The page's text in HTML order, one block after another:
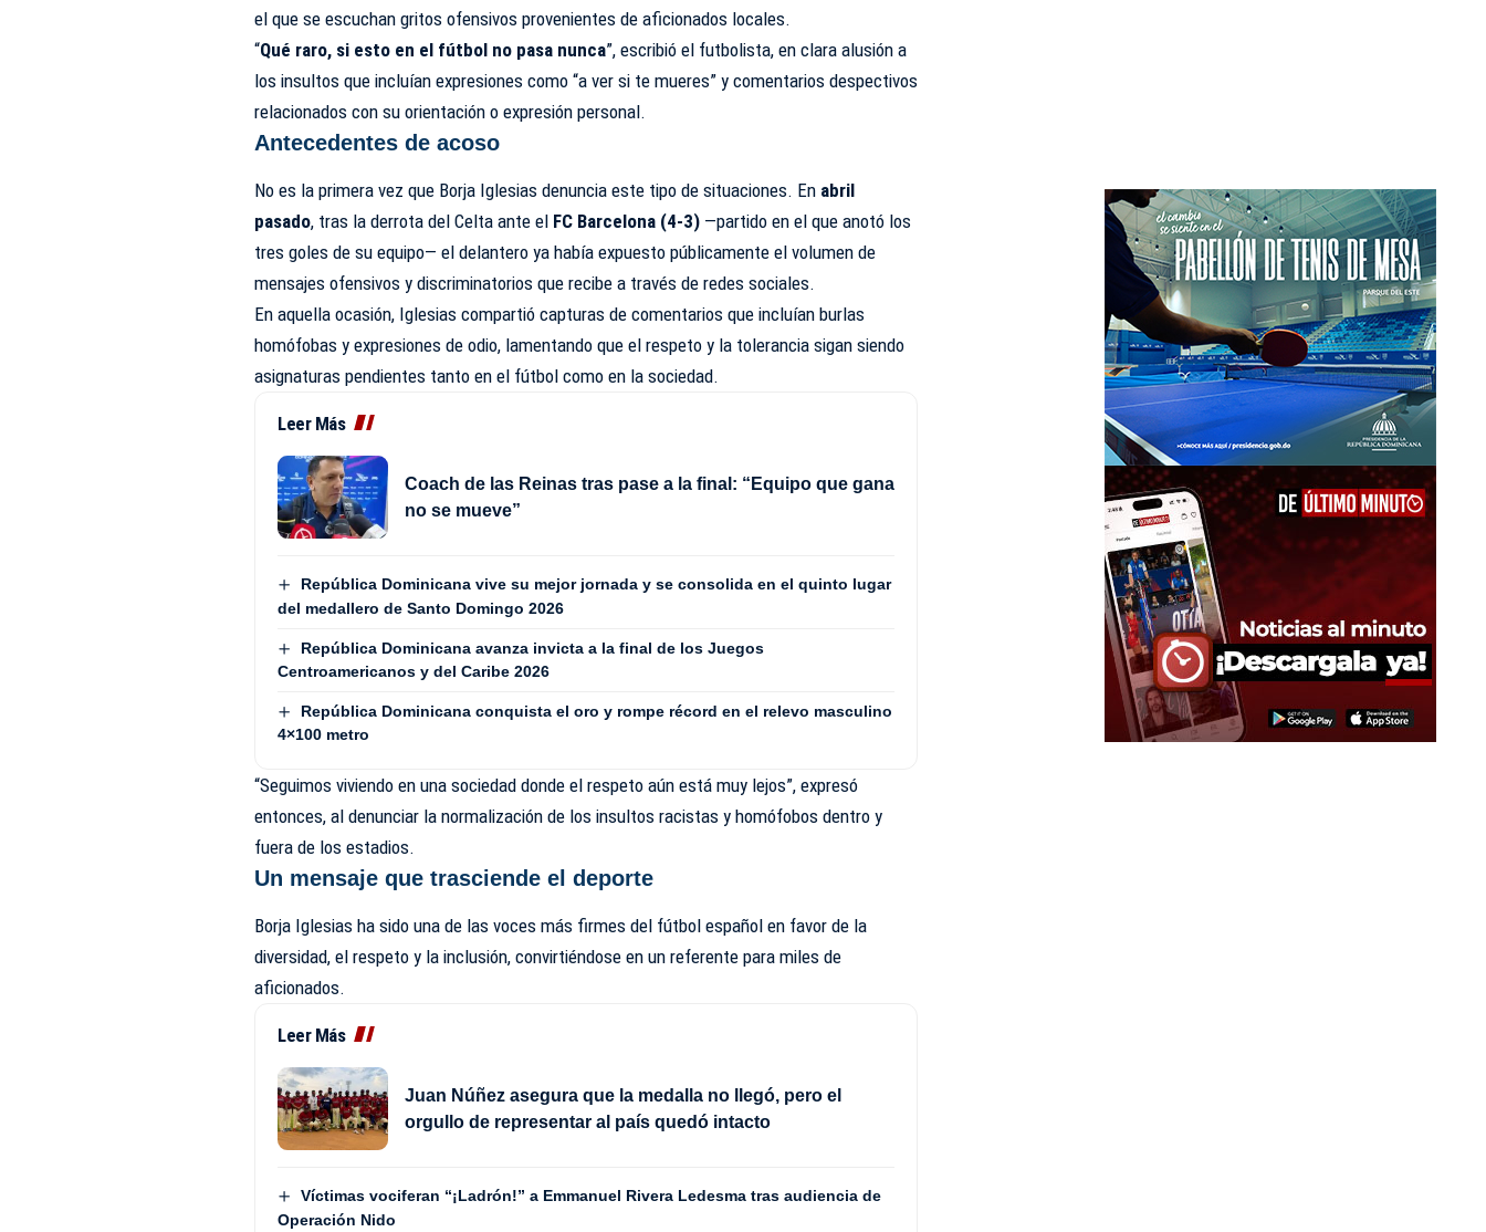
el que se escuchan gritos ofensivos provenientes de aficionados locales.
“Qué raro, si esto en el fútbol no pasa nunca”, escribió el futbolista, en clara alusión a
los insultos que incluían expresiones como “a ver si te mueres” y comentarios despectivos
relacionados con su orientación o expresión personal.
Antecedentes de acoso
No es la primera vez que Borja Iglesias denuncia este tipo de situaciones. En abril
pasado, tras la derrota del Celta ante el FC Barcelona (4-3) —partido en el que anotó los
tres goles de su equipo— el delantero ya había expuesto públicamente el volumen de
mensajes ofensivos y discriminatorios que recibe a través de redes sociales.
En aquella ocasión, Iglesias compartió capturas de comentarios que incluían burlas
homófobas y expresiones de odio, lamentando que el respeto y la tolerancia sigan siendo
asignaturas pendientes tanto en el fútbol como en la sociedad.
Leer Más
Coach de las Reinas tras pase a la final: “Equipo que gana
no se mueve”
República Dominicana vive su mejor jornada y se consolida en el quinto lugar
del medallero de Santo Domingo 2026
República Dominicana avanza invicta a la final de los Juegos
Centroamericanos y del Caribe 2026
República Dominicana conquista el oro y rompe récord en el relevo masculino
4×100 metro
“Seguimos viviendo en una sociedad donde el respeto aún está muy lejos”, expresó
entonces, al denunciar la normalización de los insultos racistas y homófobos dentro y
fuera de los estadios.
Un mensaje que trasciende el deporte
Borja Iglesias ha sido una de las voces más firmes del fútbol español en favor de la
diversidad, el respeto y la inclusión, convirtiéndose en un referente para miles de
aficionados.
Leer Más
Juan Núñez asegura que la medalla no llegó, pero el
orgullo de representar al país quedó intacto
Víctimas vociferan “¡Ladrón!” a Emmanuel Rivera Ledesma tras audiencia de
Operación Nido